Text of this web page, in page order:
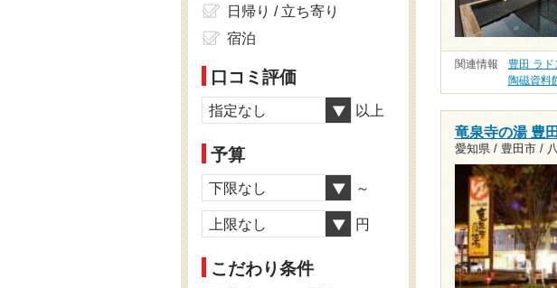
関連情報 豊田 ラ
陶磁資料
竜泉寺の湯 豊
愛知県 / 豊田市 /
日帰り / 立ち寄り
宿泊
口コミ評価
指定なし 以上
予算
下限なし ～
上限なし 円
こだわり条件